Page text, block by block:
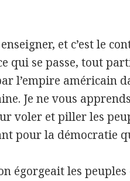
et c’est le
qui se passe, tout
l’empire américain
Je ne vous
voler et piller les
pour la démocratie
égorgeait les